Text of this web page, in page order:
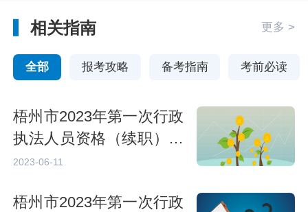
相关指南 更多 >
全部 报考攻略 备考指南 考前必读
梧州市2023年第一次行政
执法人员资格（续职）培
训考试报名要求
2023-06-11
梧州市2023年第一次行政